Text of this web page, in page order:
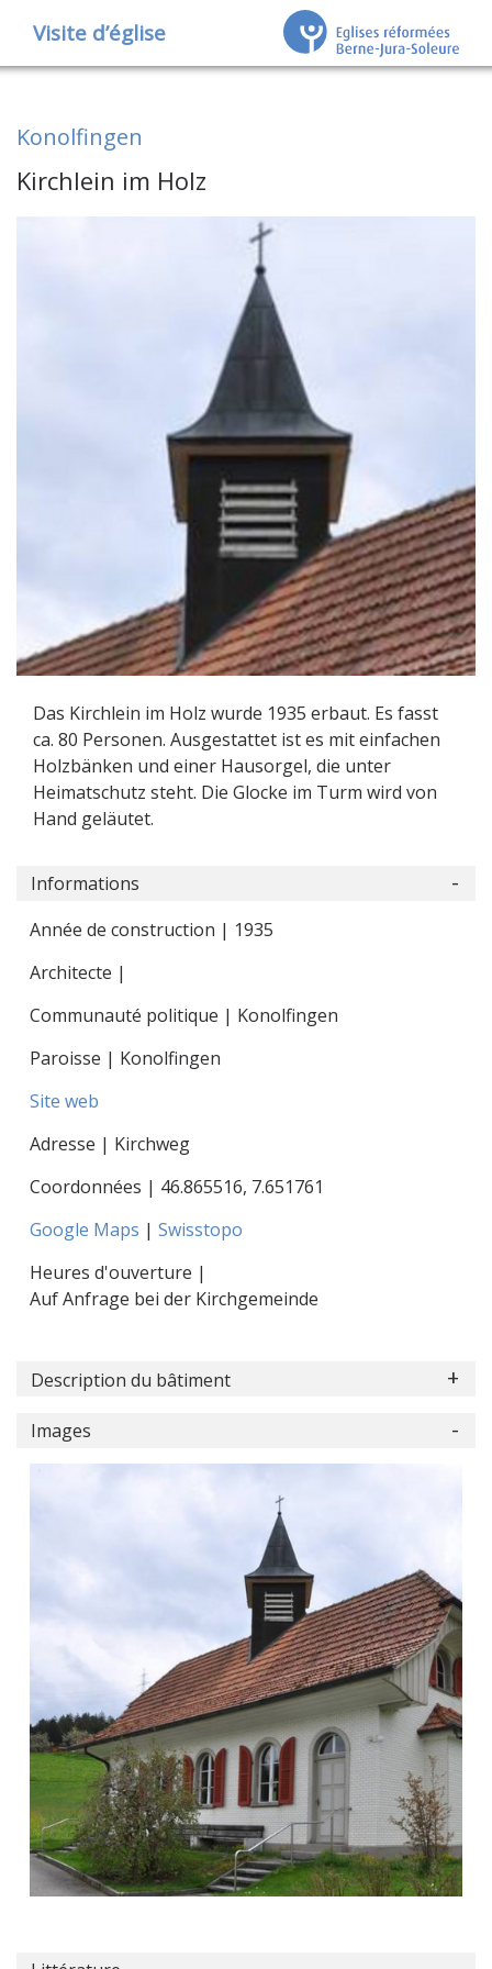
Visite d’église
Konolfingen
Kirchlein im Holz
Das Kirchlein im Holz wurde 1935 erbaut. Es fasst
ca. 80 Personen. Ausgestattet ist es mit einfachen
Holzbänken und einer Hausorgel, die unter
Heimatschutz steht. Die Glocke im Turm wird von
Hand geläutet.
Informations
Année de construction | 1935
Architecte |
Communauté politique | Konolfingen
Paroisse | Konolfingen
Site web
Adresse | Kirchweg
Coordonnées | 46.865516, 7.651761
Google Maps | Swisstopo
Heures d'ouverture |
Auf Anfrage bei der Kirchgemeinde
Description du bâtiment
Images